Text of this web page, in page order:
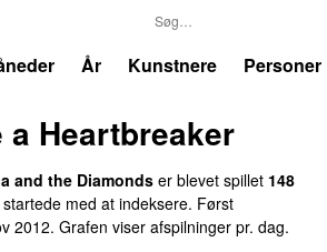
År Kunstnere Personer
a Heartbreaker
and the Diamonds er blevet spillet 148
med at indeksere. Først
2012. Grafen viser afspilninger pr. dag.